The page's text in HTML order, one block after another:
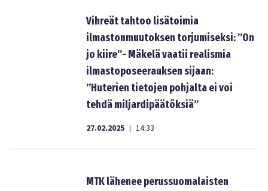
Vihreät tahtoo lisätoimia
ilmastonmuutoksen torjumiseksi: ”On
jo kiire”- Mäkelä vaatii realismia
ilmastoposeerauksen sijaan:
”Huterien tietojen pohjalta ei voi
tehdä miljardipäätöksiä”
27.02.2025 | 14:33
MTK lähenee perussuomalaisten